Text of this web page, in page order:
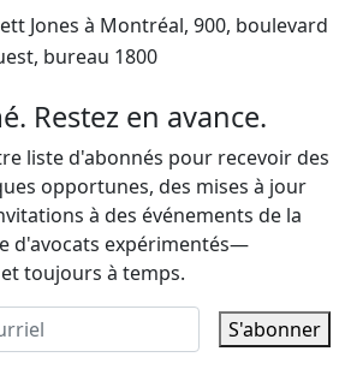
Jones à Montréal, 900, boulevard
bureau 1800
Restez en avance.
liste d'abonnés pour recevoir des
opportunes, des mises à jour
à des événements de la
d'avocats expérimentés—
toujours à temps.
S'abonner